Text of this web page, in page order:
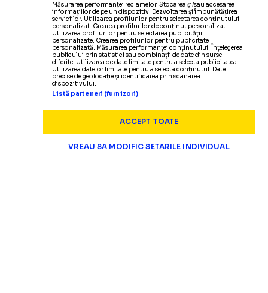
Măsurarea performanței reclamelor. Stocarea și/sau accesarea
informațiilor de pe un dispozitiv. Dezvoltarea și îmbunătățirea
serviciilor. Utilizarea profilurilor pentru selectarea conținutului
personalizat. Crearea profilurilor de conținut personalizat.
Utilizarea profilurilor pentru selectarea publicității
personalizate. Crearea profilurilor pentru publicitate
personalizată. Măsurarea performanței conținutului. Înțelegerea
publicului prin statistici sau combinații de date din surse
diferite. Utilizarea de date limitate pentru a selecta publicitatea.
Utilizarea datelor limitate pentru a selecta conținutul. Date
precise de geolocație și identificarea prin scanarea
dispozitivului.
Listă parteneri (furnizori)
ACCEPT TOATE
VREAU SA MODIFIC SETARILE INDIVIDUAL